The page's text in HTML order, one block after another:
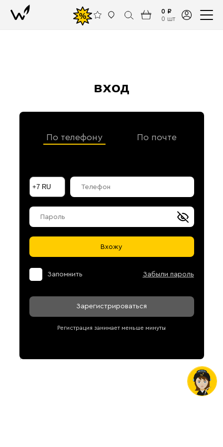
%
0 ₽
0 шт
вход
По телефону По почте
Вхожу
Запомнить Забыли пароль
Зарегистрироваться
Регистрация занимает меньше минуты